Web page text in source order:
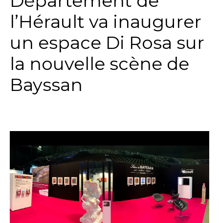
l’Hérault va inaugurer
un espace Di Rosa sur
la nouvelle scène de
Bayssan